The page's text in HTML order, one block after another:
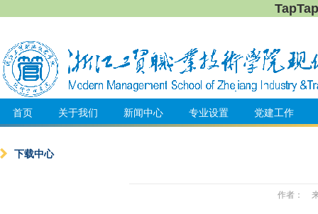
首页 关于我们 新闻中心 专业设置 党建工作
下载中心
作者：